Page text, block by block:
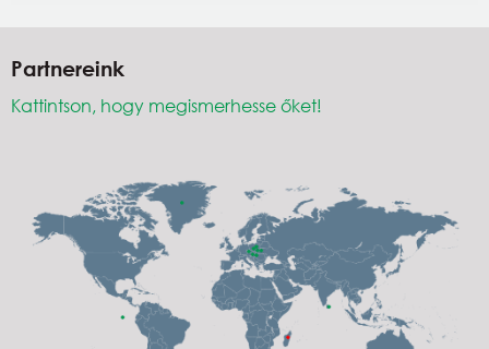
Partnereink
Kattintson, hogy megismerhesse őket!